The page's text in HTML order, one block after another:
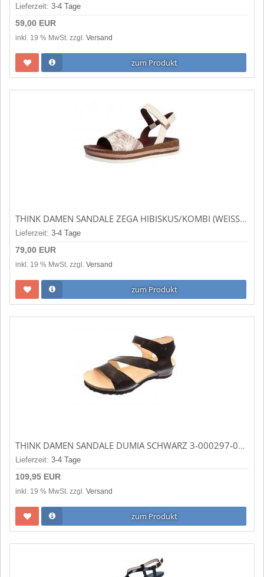
Lieferzeit: 3-4 Tage
59,00 EUR
inkl. 19 % MwSt. zzgl. Versand
zum Produkt
THINK DAMEN SANDALE ZEGA HIBISKUS/KOMBI (WEISS) 3-000356-4000
Lieferzeit: 3-4 Tage
79,00 EUR
inkl. 19 % MwSt. zzgl. Versand
zum Produkt
THINK DAMEN SANDALE DUMIA SCHWARZ 3-000297-0000
Lieferzeit: 3-4 Tage
109,95 EUR
inkl. 19 % MwSt. zzgl. Versand
zum Produkt